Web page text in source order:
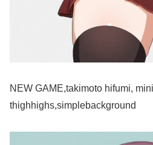
NEW GAME,takimoto hifumi,
thighhighs,simplebackground